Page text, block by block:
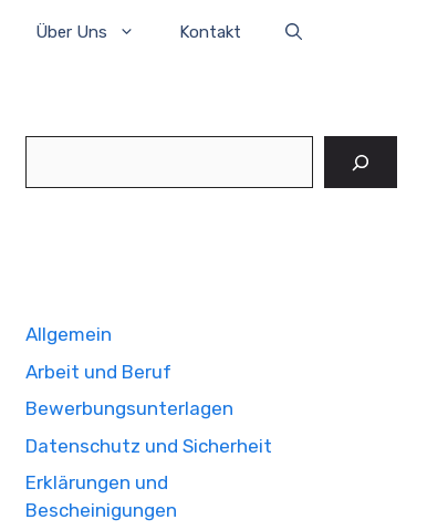
Über Uns Kontakt
Allgemein
Arbeit und Beruf
Bewerbungsunterlagen
Datenschutz und Sicherheit
Erklärungen und
Bescheinigungen